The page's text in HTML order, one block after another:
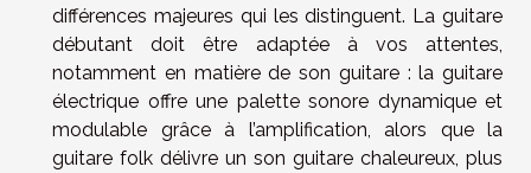
différences majeures qui les distinguent. La guitare
débutant doit être adaptée à vos attentes,
notamment en matière de son guitare : la guitare
électrique offre une palette sonore dynamique et
modulable grâce à l’amplification, alors que la
guitare folk délivre un son guitare chaleureux, plus